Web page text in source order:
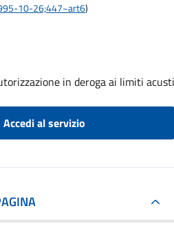
10-26;447~art6)
in deroga ai limiti
Accedi al servizio